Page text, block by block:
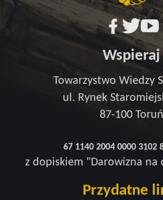
Wspieraj
Towarzystwo Wiedzy
ul. Rynek
87-100 Toruń
67 1140 2004 0000 3102
z dopiskiem "Darowizna na
Przydatne